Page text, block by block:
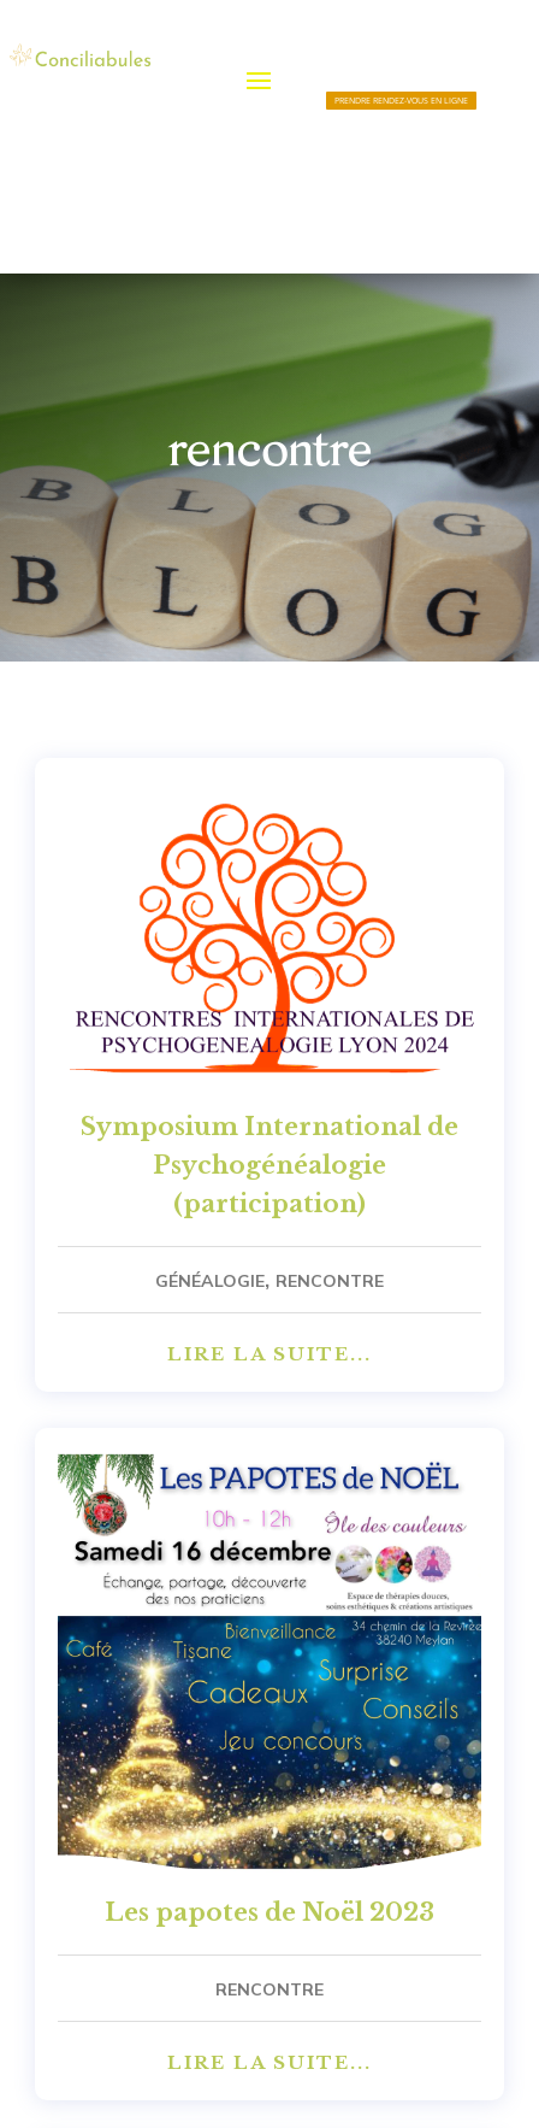
PRENDRE RENDEZ-VOUS EN LIGNE
rencontre
Symposium International de
Psychogénéalogie
(participation)
GÉNÉALOGIE, RENCONTRE
LIRE LA SUITE...
Les papotes de Noël 2023
RENCONTRE
LIRE LA SUITE...